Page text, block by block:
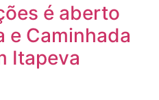
é aberto
e Caminhada
Itapeva